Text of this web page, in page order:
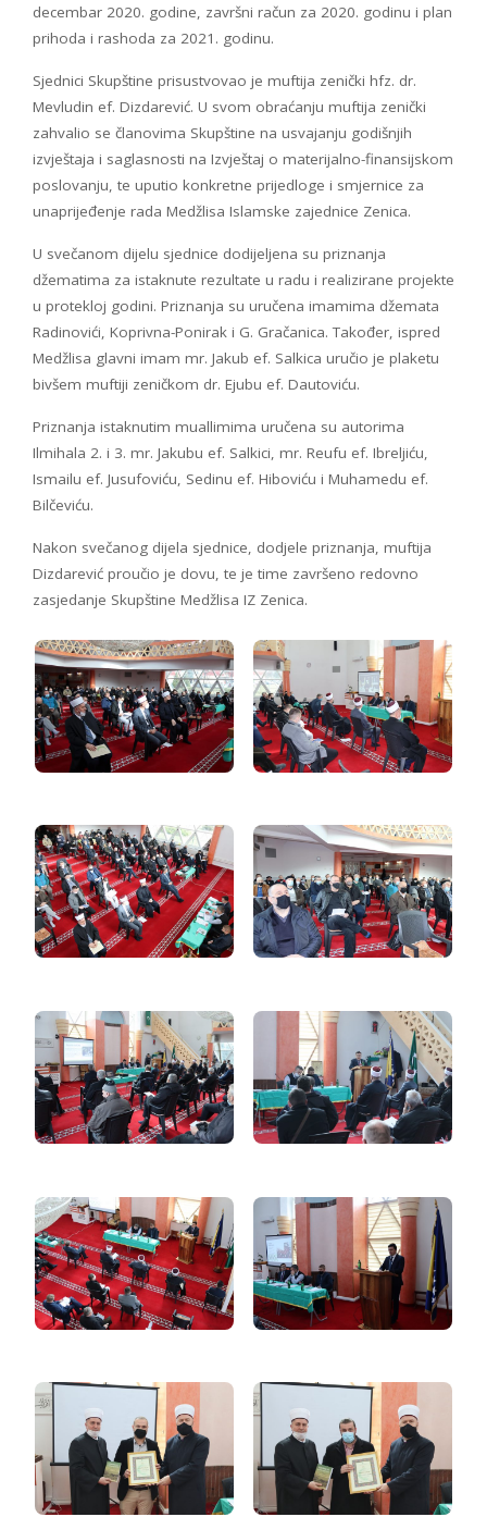
decembar 2020. godine, završni račun za 2020. godinu i plan
prihoda i rashoda za 2021. godinu.
Sjednici Skupštine prisustvovao je muftija zenički hfz. dr.
Mevludin ef. Dizdarević. U svom obraćanju muftija zenički
zahvalio se članovima Skupštine na usvajanju godišnjih
izvještaja i saglasnosti na Izvještaj o materijalno-finansijskom
poslovanju, te uputio konkretne prijedloge i smjernice za
unaprijeđenje rada Medžlisa Islamske zajednice Zenica.
U svečanom dijelu sjednice dodijeljena su priznanja
džematima za istaknute rezultate u radu i realizirane projekte
u protekloj godini. Priznanja su uručena imamima džemata
Radinovići, Koprivna-Ponirak i G. Gračanica. Također, ispred
Medžlisa glavni imam mr. Jakub ef. Salkica uručio je plaketu
bivšem muftiji zeničkom dr. Ejubu ef. Dautoviću.
Priznanja istaknutim muallimima uručena su autorima
Ilmihala 2. i 3. mr. Jakubu ef. Salkici, mr. Reufu ef. Ibreljiću,
Ismailu ef. Jusufoviću, Sedinu ef. Hiboviću i Muhamedu ef.
Bilčeviću.
Nakon svečanog dijela sjednice, dodjele priznanja, muftija
Dizdarević proučio je dovu, te je time završeno redovno
zasjedanje Skupštine Medžlisa IZ Zenica.